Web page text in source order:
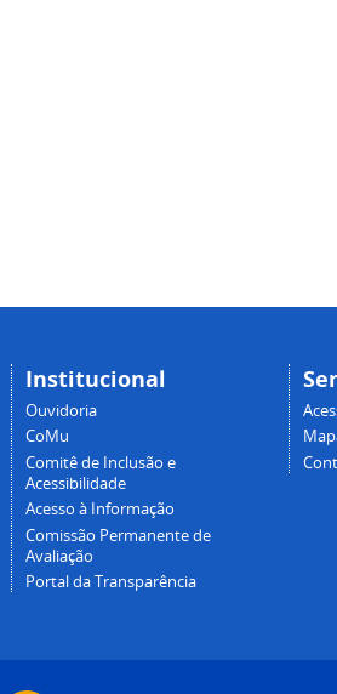
Institucional
Ouvidoria
CoMu
Comitê de Inclusão e
Acessibilidade
Acesso à Informação
Comissão Permanente de
Avaliação
Portal da Transparência